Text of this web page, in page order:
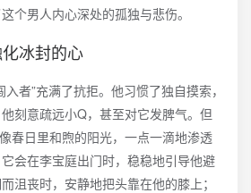
个男人内心深处的孤独与悲伤。
冰封的心
者”充满了抗拒。他习惯了独自摸索，
刻意疏远小Q，甚至对它发脾气。但
春日里和煦的阳光，一点一滴地渗透
会在李宝庭出门时，稳稳地引导他避
沮丧时，安静地把头靠在他的膝上；